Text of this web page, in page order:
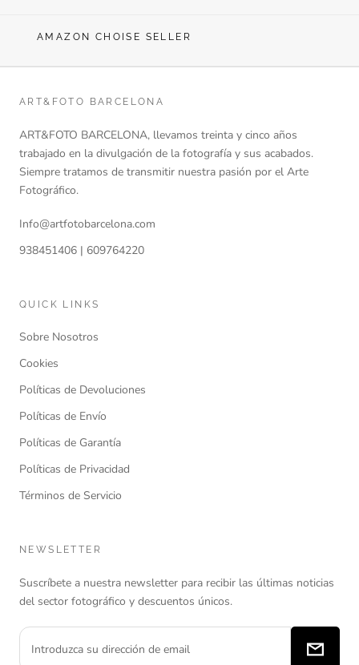
AMAZON CHOISE SELLER
ART&FOTO BARCELONA
ART&FOTO BARCELONA, llevamos treinta y cinco años
trabajado en la divulgación de la fotografía y sus acabados.
Siempre tratamos de transmitir nuestra pasión por el Arte
Fotográfico.
Info@artfotobarcelona.com
938451406 | 609764220
QUICK LINKS
Sobre Nosotros
Cookies
Políticas de Devoluciones
Políticas de Envío
Políticas de Garantía
Políticas de Privacidad
Términos de Servicio
NEWSLETTER
Suscríbete a nuestra newsletter para recibir las últimas noticias
del sector fotográfico y descuentos únicos.